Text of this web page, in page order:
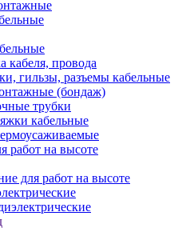
кабеля, провода
гильзы, разъемы кабельные
(бондаж)
трубки
кабельные
работ на высоте
для работ на высоте